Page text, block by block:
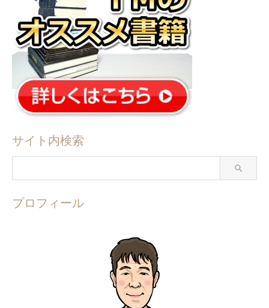
サイト内検索
プロフィール